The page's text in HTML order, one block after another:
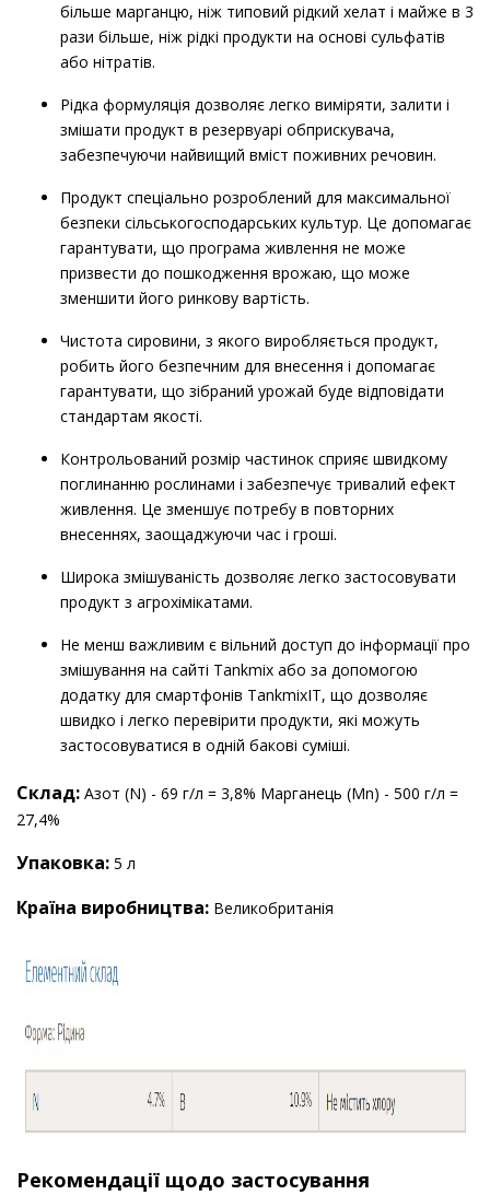
більше марганцю, ніж типовий рідкий хелат і майже в 3
рази більше, ніж рідкі продукти на основі сульфатів
або нітратів.
Рідка формуляція дозволяє легко виміряти, залити і
змішати продукт в резервуарі обприскувача,
забезпечуючи найвищий вміст поживних речовин.
Продукт спеціально розроблений для максимальної
безпеки сільськогосподарських культур. Це допомагає
гарантувати, що програма живлення не може
призвести до пошкодження врожаю, що може
зменшити його ринкову вартість.
Чистота сировини, з якого виробляється продукт,
робить його безпечним для внесення і допомагає
гарантувати, що зібраний урожай буде відповідати
стандартам якості.
Контрольований розмір частинок сприяє швидкому
поглинанню рослинами і забезпечує тривалий ефект
живлення. Це зменшує потребу в повторних
внесеннях, заощаджуючи час і гроші.
Широка змішуваність дозволяє легко застосовувати
продукт з агрохімікатами.
Не менш важливим є вільний доступ до інформації про
змішування на сайті Tankmix або за допомогою
додатку для смартфонів TankmixIT, що дозволяє
швидко і легко перевірити продукти, які можуть
застосовуватися в одній бакові суміші.
Склад: Азот (N) - 69 г/л = 3,8% Марганець (Mn) - 500 г/л =
27,4%
Упаковка: 5 л
Країна виробництва: Великобританiя
Рекомендації щодо застосування